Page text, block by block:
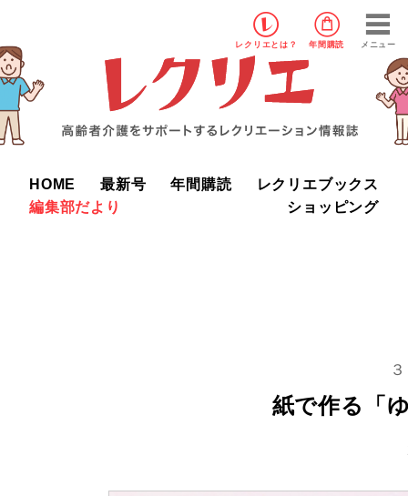
レクリエ とは？ 年間購読 メニュー
HOME 最新号 年間購読
レクリエブックス
編集部だより
ショッピング
紙で作る「